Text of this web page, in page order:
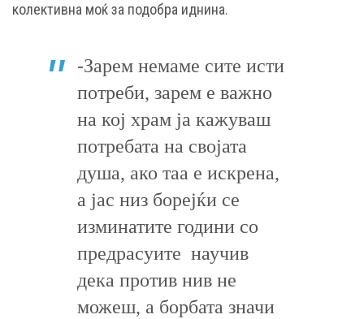
колективна моќ за подобра иднина.
-Зарем немаме сите исти
потреби, зарем е важно
на кој храм ја кажуваш
потребата на својата
душа, ако таа е искрена,
а јас низ борејќи се
изминатите години со
предрасуите научив
дека против нив не
можеш, а борбата значи